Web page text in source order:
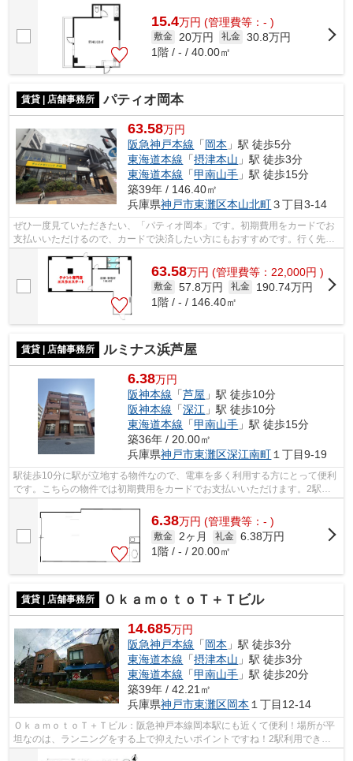
は、ランニングをする上で抑えたいポ...
15.4万円 (管理費等：- )
敷金 20万円 礼金 30.8万円
1階 / - / 40.00㎡
賃貸 | 店舗事務所 パティオ岡本
63.58万円
阪急神戸本線 「岡本 」駅 徒歩5分
東海道本線 「摂津本山 」駅 徒歩3分
東海道本線 「甲南山手 」駅 徒歩15分
築39年 / 146.40㎡
兵庫県神戸市東灘区本山北町３丁目3-14
ぜひ一度見ていただきたい、「パティオ岡本」です。初期費用をカードでお
支払いいただけるので、カードで決済したい方にもおすすめです。行く先に
応じて経路を選べる、2駅利用可能な物...
63.58万円 (管理費等：22,000円 )
敷金 57.8万円 礼金
190.74万円
1階 / - / 146.40㎡
賃貸 | 店舗事務所 ルミナス浜芦屋
6.38万円
阪神本線 「芦屋 」駅 徒歩10分
阪神本線 「深江 」駅 徒歩10分
東海道本線 「甲南山手 」駅 徒歩15分
築36年 / 20.00㎡
兵庫県神戸市東灘区深江南町 １丁目9-19
駅徒歩10分に駅が立地する物件なので、電車を多く利用する方にとって便利
です。こちらの物件では初期費用をカードでお支払いいただけます。2駅利
用可能な物件なので、交通経路を選ぶこ...
6.38万円 (管理費等：- )
敷金 2ヶ月 礼金 6.38万円
1階 / - / 20.00㎡
賃貸 | 店舗事務所 ＯｋａｍｏｔｏＴ＋Ｔビル
14.685万円
阪急神戸本線 「岡本 」駅 徒歩3分
東海道本線 「摂津本山 」駅 徒歩3分
東海道本線 「甲南山手 」駅 徒歩20分
築39年 / 42.21㎡
兵庫県神戸市東灘区岡本 １丁目12-14
ＯｋａｍｏｔｏＴ＋Ｔビル：阪急神戸本線岡本駅にも近くて便利！場所が平
坦なのは、ランニングをする上で抑えたいポイントですね！2駅利用できる
場所にあるので利便性が高いです！初期...